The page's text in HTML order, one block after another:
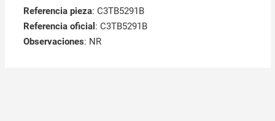
Referencia pieza: C3TB5291B
Referencia oficial : C3TB5291B
Observaciones: NR